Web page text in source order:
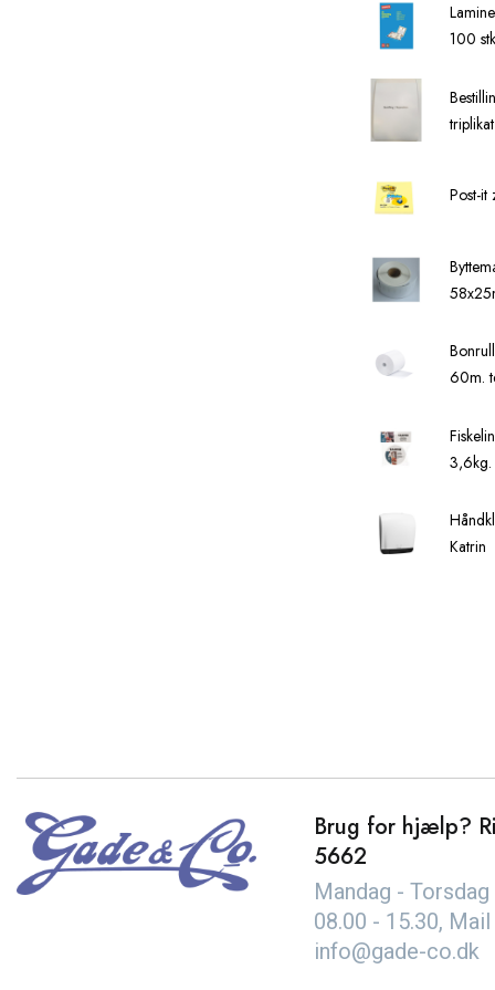
100
triplikat
Post-it
60m.
3,6kg.
Katrin
Brug for hjælp?
5662
Mandag -
08.00 - 15.30,
info@gade-co.dk